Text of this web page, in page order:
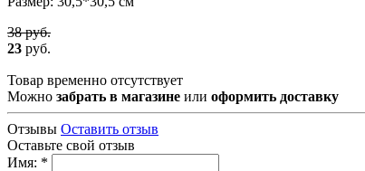
38 руб.
23 руб.
Товар временно отсутствует
Можно забрать в магазине или оформить доставку
Отзывы Оставить отзыв
Оставьте свой отзыв
Имя: *